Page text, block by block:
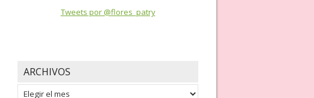
Tweets por @flores_patry
ARCHIVOS
Archivos